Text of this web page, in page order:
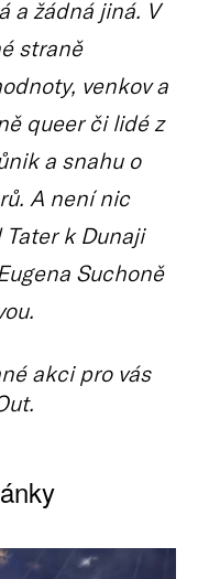
a žádná jiná. V
straně
venkov a
queer či lidé z
a snahu o
A není nic
k Dunaji
Suchoně
akci pro vás